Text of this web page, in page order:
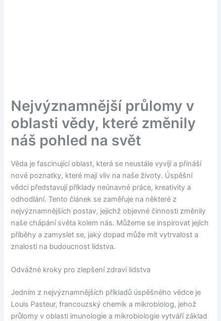
Nejvýznamnější průlomy v
oblasti vědy, které změnily
náš pohled na svět
Věda je fascinující oblast, která se neustále vyvíjí a přináší
nové poznatky, které mají vliv na naše životy. Úspěšní
vědci představují příklady neúnavné práce, kreativity a
odhodlání. Tento článek se zaměřuje na některé z
nejvýznamnějších postav, jejichž objevné činnosti změnily
naše chápání světa kolem nás. Můžeme se inspirovat jejich
příběhy a zamyslet se, jaký dopad může mít vytrvalost a
znalosti na budoucnost lidstva.
Odvážné kroky pro zlepšení zdraví lidstva
Jedním z nejvýznamnějších příkladů úspěšného vědce je
Louis Pasteur, francouzský chemik a mikrobiolog, jehož
průlomy v oblasti imunologie a mikrobiologie vytváří základ